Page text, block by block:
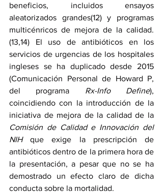
beneficios, incluidos ensayos
aleatorizados grandes(12) y programas
multicénricos de mejora de la calidad.
(13,14) El uso de antibióticos en los
servicios de urgencias de los hospitales
ingleses se ha duplicado desde 2015
(Comunicación Personal de Howard P,
del programa Rx-Info Define),
coincidiendo con la introducción de la
Comisión de Calidad e Innovación del
NIH que exige la prescripción de
antibióticos dentro de la primera hora de
la presentación, a pesar que no se ha
demostrado un efecto claro de dicha
conducta sobre la mortalidad.